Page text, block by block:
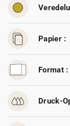
Papier :
Format :
Druck-